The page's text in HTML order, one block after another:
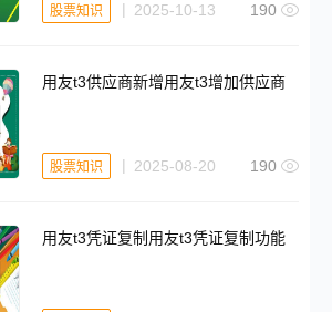
股票知识 2025-10-13 190
用友t3供应商新增用友t3增加供应商
股票知识 2025-08-20 190
用友t3凭证复制用友t3凭证复制功能